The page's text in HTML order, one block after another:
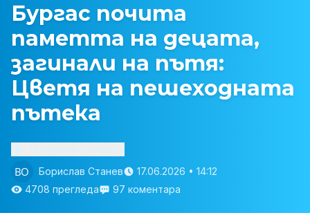
Бургас почита
паметта на децата,
загинали на пътя:
Цветя на пешеходната
пътека
Борислав Станев
17.06.2026 • 14:12
4708 прегледа
97 коментара